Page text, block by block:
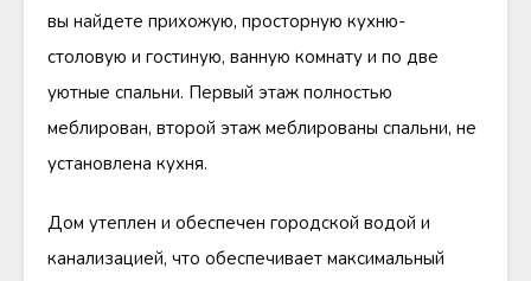
вы найдете прихожую, просторную кухню-
столовую и гостиную, ванную комнату и по две
уютные спальни. Первый этаж полностью
меблирован, второй этаж меблированы спальни, не
установлена кухня.
Дом утеплен и обеспечен городской водой и
канализацией, что обеспечивает максимальный